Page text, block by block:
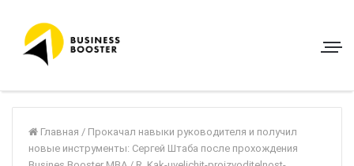
Главная / Прокачал навыки руководителя и получил
новые инструменты: Сергей Штаба после прохождения